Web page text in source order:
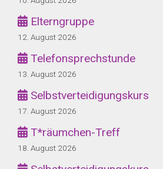
Elterngruppe
12. August 2026
Telefonsprechstunde
13. August 2026
Selbstverteidigungskurs
17. August 2026
T*räumchen-Treff
18. August 2026